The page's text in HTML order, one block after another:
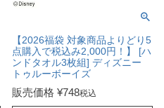
【2026福袋 対象商品よりどり5
点購入で税込み2,000円！】 [ハ
ンドタオル3枚組] ディズニー
トゥルーボーイズ
販売価格 ¥748税込